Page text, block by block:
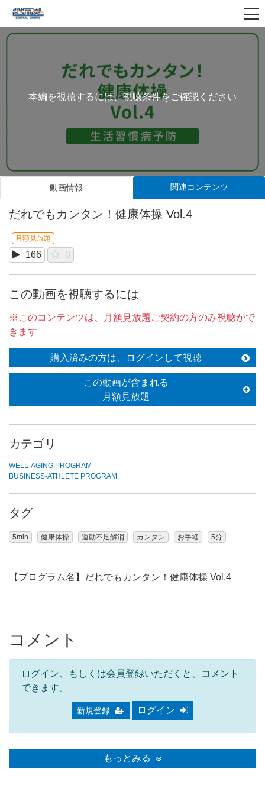
本編を視聴するには、視聴条件をご確認ください
動画情報 関連コンテンツ
だれでもカンタン！健康体操 Vol.4
月額見放題
166 0
この動画を視聴するには
※このコンテンツは、月額見放題ご契約の方のみ視聴がで
きます
購入済みの方は、ログインして視聴
この動画が含まれる
月額見放題
カテゴリ
WELL-AGING PROGRAM
BUSINESS-ATHLETE PROGRAM
タグ
5min 健康体操 運動不足解消 カンタン お手軽 5分
【プログラム名】だれでもカンタン！健康体操 Vol.4
コメント
ログイン、もしくは会員登録いただくと、コメント
できます。
新規登録 ログイン
もっとみる